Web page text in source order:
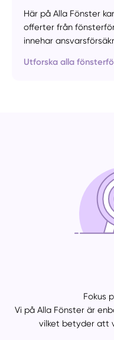
Här på Alla Fönster
offerter från
innehar
Utforska alla
Fokus
Vi på Alla Fönster är
vilket betyder att